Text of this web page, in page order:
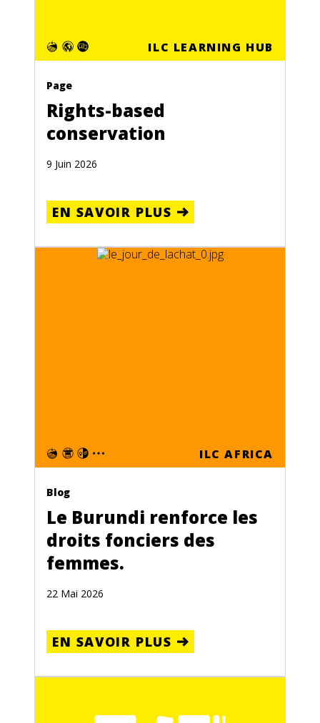
ILC LEARNING HUB
Page
Rights-based
conservation
9 Juin 2026
EN SAVOIR PLUS
ILC AFRICA
Blog
Le Burundi renforce les
droits fonciers des
femmes.
22 Mai 2026
EN SAVOIR PLUS